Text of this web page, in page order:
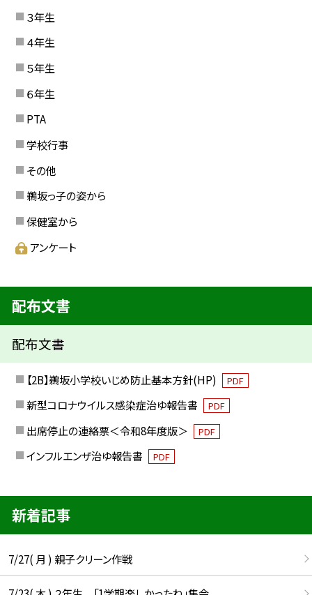
３年生
４年生
５年生
６年生
PTA
学校行事
その他
鵜坂っ子の姿から
保健室から
アンケート
配布文書
配布文書
【2B】鵜坂小学校いじめ防止基本方針(HP) PDF
新型コロナウイルス感染症治ゆ報告書 PDF
出席停止の連絡票＜令和8年度版＞ PDF
インフルエンザ治ゆ報告書 PDF
新着記事
7/27( 月 ) 親子クリーン作戦